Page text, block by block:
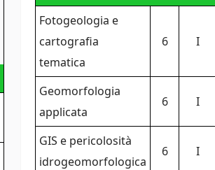
Fotogeologia e
cartografia
tematica
6 I
Geomorfologia
applicata
6 I
GIS e pericolosità
idrogeomorfologica
6 I